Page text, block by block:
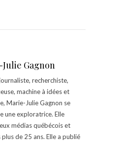
Gagnon
recherchiste,
machine à idées et
Marie-Julie Gagnon se
une exploratrice. Elle
médias québécois et
de 25 ans. Elle a publié